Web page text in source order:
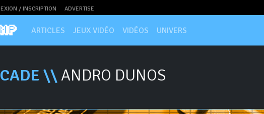
/ INSCRIPTION ADVERTISE
ARTICLES JEUX VIDÉO VIDÉOS UNIVERS
\\ ANDRO DUNOS